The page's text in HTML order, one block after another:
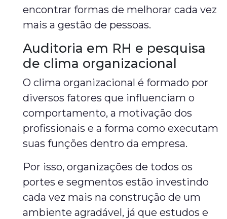
encontrar formas de melhorar cada vez
mais a gestão de pessoas.
Auditoria em RH e pesquisa
de clima organizacional
O clima organizacional é formado por
diversos fatores que influenciam o
comportamento, a motivação dos
profissionais e a forma como executam
suas funções dentro da empresa.
Por isso, organizações de todos os
portes e segmentos estão investindo
cada vez mais na construção de um
ambiente agradável, já que estudos e